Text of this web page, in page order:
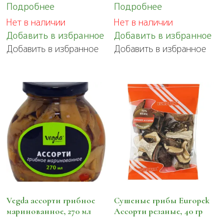
Подробнее
Нет в наличии
Добавить в избранное
Добавить в избранное
Подробнее
Нет в наличии
Добавить в избранное
Добавить в избранное
Vegda ассорти грибное
маринованное, 270 мл
Сушеные грибы Europek
Ассорти резаные, 40 гр